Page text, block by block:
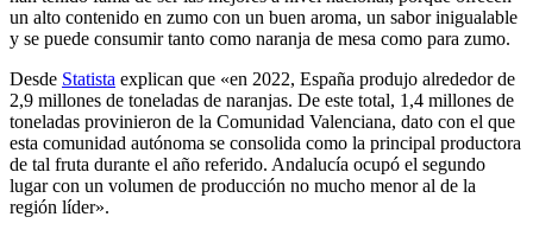
un alto contenido en zumo con un buen aroma, un sabor inigualable
y se puede consumir tanto como naranja de mesa como para zumo.
Desde Statista explican que «en 2022, España produjo alrededor de
2,9 millones de toneladas de naranjas. De este total, 1,4 millones de
toneladas provinieron de la Comunidad Valenciana, dato con el que
esta comunidad autónoma se consolida como la principal productora
de tal fruta durante el año referido. Andalucía ocupó el segundo
lugar con un volumen de producción no mucho menor al de la
región líder».